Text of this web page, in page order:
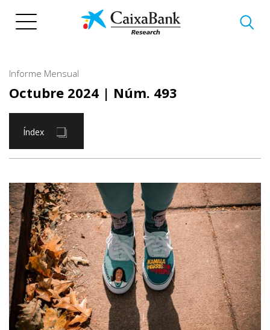
Informe Mensual
Octubre 2024 | Núm. 493
Índex